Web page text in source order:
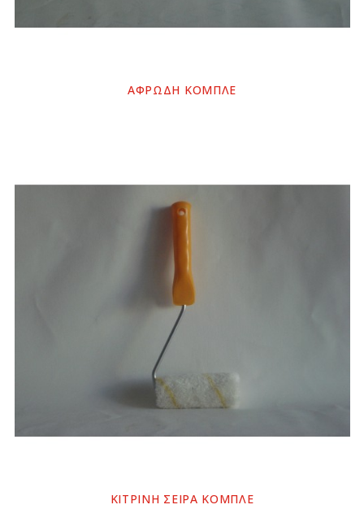
ΑΦΡΩΔΗ ΚΟΜΠΛΕ
ΚΙΤΡΙΝΗ ΣΕΙΡΑ ΚΟΜΠΛΕ